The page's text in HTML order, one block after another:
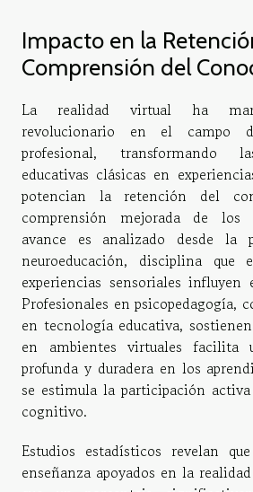
Impacto en la
Comprensión del
La realidad virtual ha
revolucionario en el campo
profesional, transformando
educativas clásicas en
potencian la retención del
comprensión mejorada de los
avance es analizado desde la
neuroeducación, disciplina que
experiencias sensoriales influyen
Profesionales en psicopedagogía,
en tecnología educativa,
en ambientes virtuales facilita
profunda y duradera en los
se estimula la participación
cognitivo.
Estudios estadísticos revelan
enseñanza apoyados en la